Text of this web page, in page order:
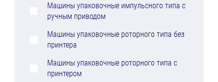
Машины упаковочные импульсного типа с
ручным приводом
Машины упаковочные роторного типа без
принтера
Машины упаковочные роторного типа с
принтером